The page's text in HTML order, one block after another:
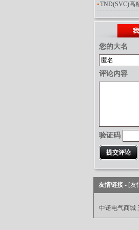
TND(SVC)高
您的大名
评论内容
验证码
友情链接 - [友
中诺电气商城